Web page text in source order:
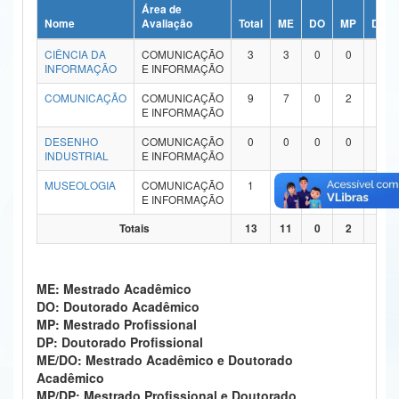
Ministério da Ciência, Tecnologia, Inovações e Comunicações
Ministério do Meio Ambiente
Ministério do Turismo
Ministério do Desenvolvimento Regional
Controladoria-Geral da União
Ministério da Mulher, da Família e dos Direitos Humanos
Gabinete de Segurança Institucional
Advocacia-Geral da União
Banco Central do Brasil
Nome
Área de
Avaliação
Total ME DO MP
DP
CIÊNCIA DA
INFORMAÇÃO
COMUNICAÇÃO
E INFORMAÇÃO
3 3 0 0
COMUNICAÇÃO
COMUNICAÇÃO
E INFORMAÇÃO
9 7 0 2
DESENHO
INDUSTRIAL
COMUNICAÇÃO
E INFORMAÇÃO
0 0 0 0
MUSEOLOGIA
COMUNICAÇÃO
E INFORMAÇÃO
1 1 0 0 0
Totais 13 11 0 2
ME: Mestrado Acadêmico
DO: Doutorado Acadêmico
MP: Mestrado Profissional
DP: Doutorado Profissional
ME/DO: Mestrado Acadêmico e Doutorado
Acadêmico
MP/DP: Mestrado Profissional e Doutorado